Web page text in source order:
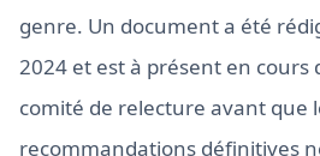
genre. Un document a été
2024 et est à présent en cours
comité de relecture avant que
recommandations définitives